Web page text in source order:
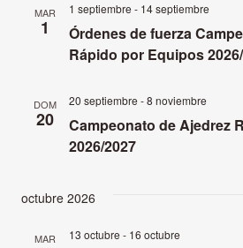
MAR
1
Órdenes de fuerza
Rápido por Equipos
1 septiembre - 14 septiembre
DOM
20
Campeonato de Ajedrez
2026/2027
20 septiembre -8 noviembre
octubre 2026
MAR 13 octubre - 16 octubre